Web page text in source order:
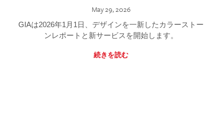
May 29, 2026
GIAは2026年1月1日、デザインを一新したカラーストー
ンレポートと新サービスを開始します。
続きを読む